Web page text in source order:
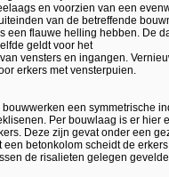
en voorzien van een
van de betreffende
een flauwe helling hebben. De
geldt voor het
vensters en ingangen.
erkers met vensterpuien.
een symmetrische
Per bouwlaag is er hier
Deze zijn gevat onder een
betonkolom scheidt de
de risalieten gelegen